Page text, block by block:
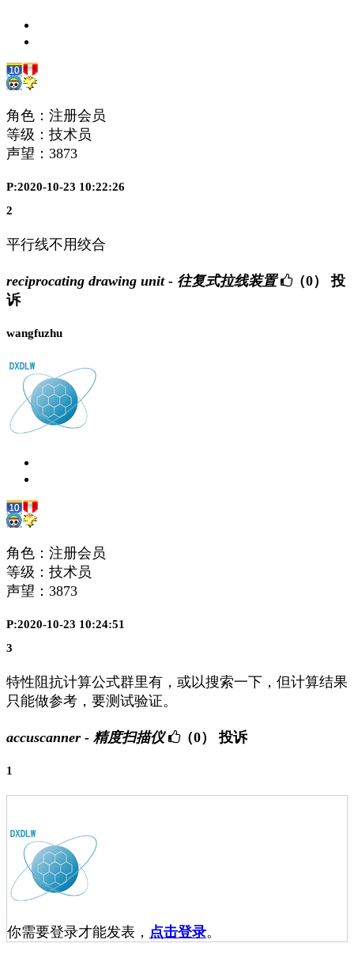
角色：注册会员
等级：技术员
声望： 3873
P:2020-10-23 10:22:26
2
平行线不用绞合
reciprocating drawing unit - 往复式拉线装置 （0）
投
诉
wangfuzhu
角色：注册会员
等级：技术员
声望： 3873
P:2020-10-23 10:24:51
3
特性阻抗计算公式群里有，或以搜索一下，但计算结果
只能做参考，要测试验证。
accuscanner - 精度扫描仪 （0） 投诉
1
你需要登录才能发表， 点击登录。